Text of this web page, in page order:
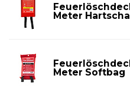
Meter
Meter Softbag